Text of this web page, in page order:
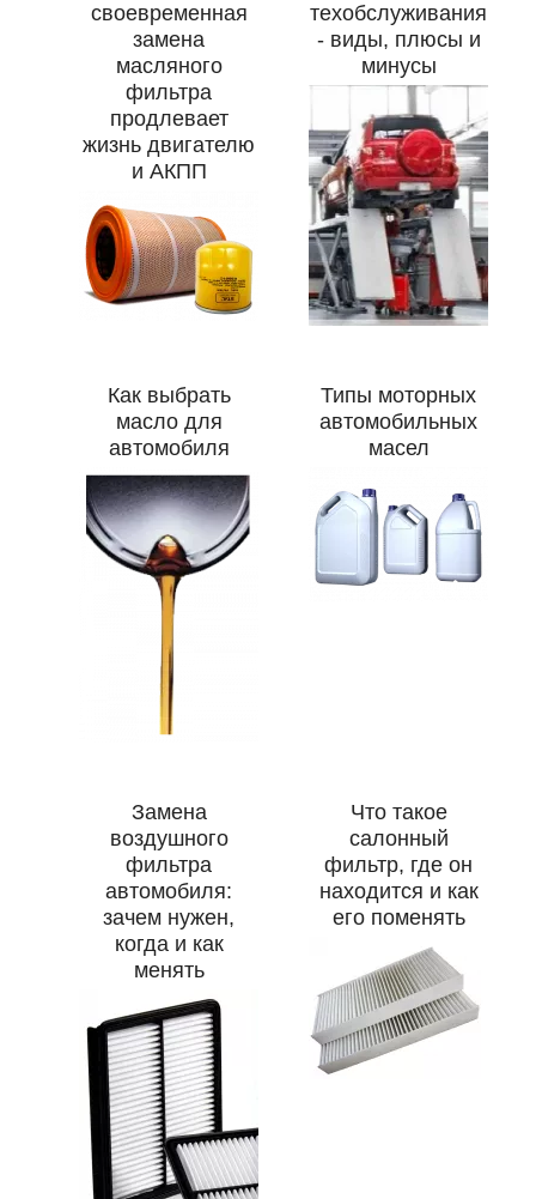
своевременная
замена
масляного
фильтра
продлевает
жизнь двигателю
и АКПП
техобслуживания
- виды, плюсы и
минусы
Как выбрать
масло для
автомобиля
Типы моторных
автомобильных
масел
Замена
воздушного
фильтра
автомобиля:
зачем нужен,
когда и как
менять
Что такое
салонный
фильтр, где он
находится и как
его поменять